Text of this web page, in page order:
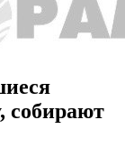
собирают